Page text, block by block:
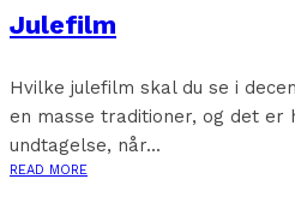
Julefilm
Hvilke julefilm skal du se i
en masse traditioner, og det er
undtagelse, når...
READ MORE